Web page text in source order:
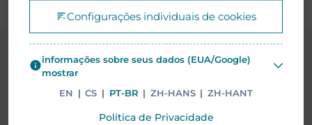
ESTUDOS DE CASO
Configurações individuais de cookies
informações sobre seus dados (EUA/Google)
mostrar
EN | CS | PT-BR | ZH-HANS | ZH-HANT
Política de Privacidade